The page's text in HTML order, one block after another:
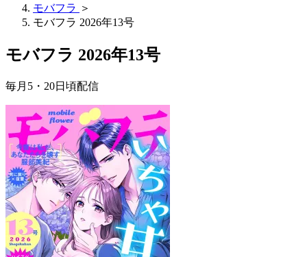
モバフラ ＞
モバフラ 2026年13号
モバフラ 2026年13号
毎月5・20日頃配信